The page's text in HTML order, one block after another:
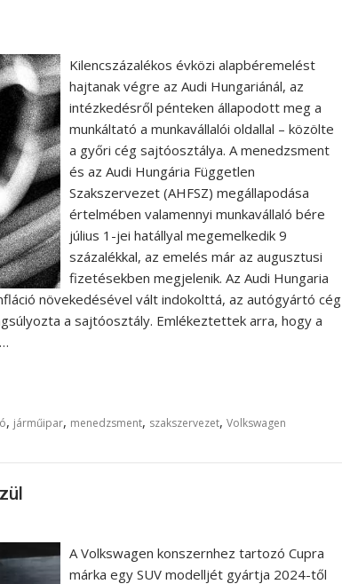
Kilencszázalékos évközi alapbéremelést
hajtanak végre az Audi Hungariánál, az
intézkedésről pénteken állapodott meg a
munkáltató a munkavállalói oldallal – közölte
a győri cég sajtóosztálya. A menedzsment
és az Audi Hungária Független
Szakszervezet (AHFSZ) megállapodása
értelmében valamennyi munkavállaló bére
július 1-jei hatállyal megemelkedik 9
százalékkal, az emelés már az augusztusi
fizetésekben megjelenik. Az Audi Hungaria
növekedésével vált indokolttá, az autógyártó cég
a sajtóosztály. Emlékeztettek arra, hogy a
, járműipar, menedzsment, szakszervezet, Volkswagen
A Volkswagen konszernhez tartozó Cupra
márka egy SUV modelljét gyártja 2024-től